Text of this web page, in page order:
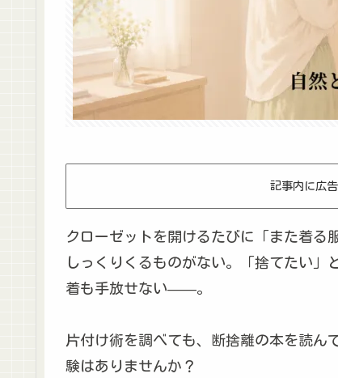
記事内に広
クローゼットを開けるたびに「また着る
しっくりくるものがない。「捨てたい」
着も手放せない——。
片付け術を調べても、断捨離の本を読ん
験はありませんか？